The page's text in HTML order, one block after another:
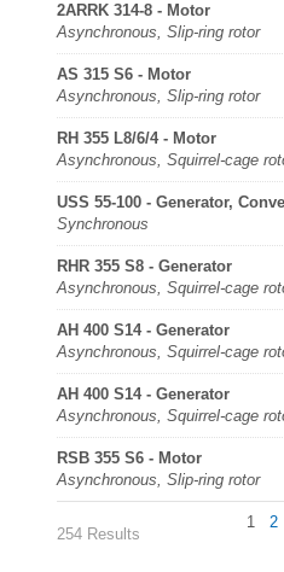
2ARRK 314-8 - Motor
Asynchronous, Slip-ring rotor
AS 315 S6 - Motor
Asynchronous, Slip-ring rotor
RH 355 L8/6/4 - Motor
Asynchronous, Squirrel-cage
USS 55-100 - Generator,
Synchronous
RHR 355 S8 - Generator
Asynchronous, Squirrel-cage
AH 400 S14 - Generator
Asynchronous, Squirrel-cage
AH 400 S14 - Generator
Asynchronous, Squirrel-cage
RSB 355 S6 - Motor
Asynchronous, Slip-ring rotor
254 Results
1 2